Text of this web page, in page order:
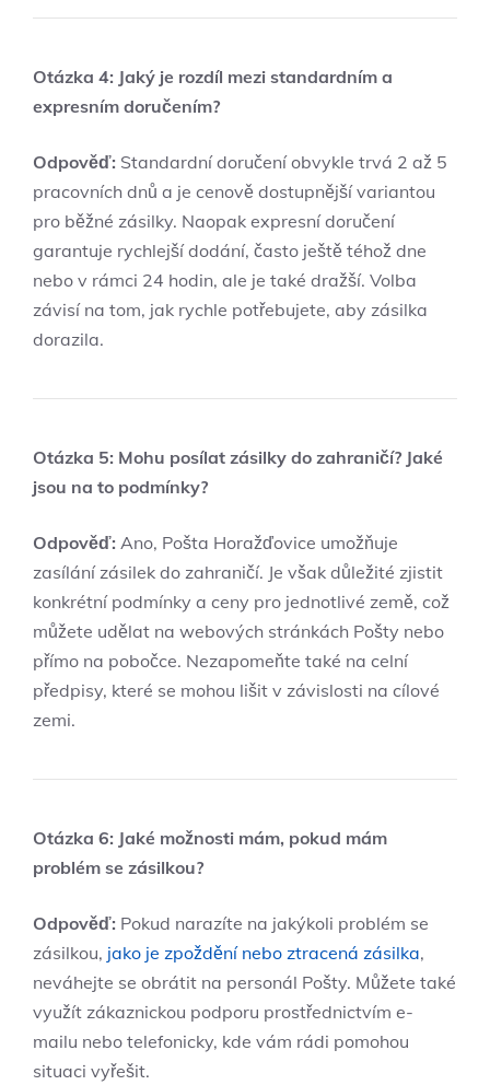
Otázka 4: Jaký je rozdíl mezi standardním a
expresním doručením?
Odpověď: Standardní doručení obvykle trvá 2 až 5
pracovních dnů a je cenově dostupnější variantou
pro běžné zásilky. Naopak expresní doručení
garantuje rychlejší dodání, často ještě téhož dne
nebo v rámci 24 hodin, ale je také dražší. Volba
závisí na tom, jak rychle potřebujete, aby zásilka
dorazila.
Otázka 5: Mohu posílat zásilky do zahraničí? Jaké
jsou na to podmínky?
Odpověď: Ano, Pošta Horažďovice umožňuje
zasílání zásilek do zahraničí. Je však důležité zjistit
konkrétní podmínky a ceny pro jednotlivé země, což
můžete udělat na webových stránkách Pošty nebo
přímo na pobočce. Nezapomeňte také na celní
předpisy, které se mohou lišit v závislosti na cílové
zemi.
Otázka 6: Jaké možnosti mám, pokud mám
problém se zásilkou?
Odpověď: Pokud narazíte na jakýkoli problém se
zásilkou, jako je zpoždění nebo ztracená zásilka,
neváhejte se obrátit na personál Pošty. Můžete také
využít zákaznickou podporu prostřednictvím e-
mailu nebo telefonicky, kde vám rádi pomohou
situaci vyřešit.